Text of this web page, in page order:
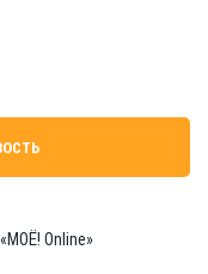
Online»